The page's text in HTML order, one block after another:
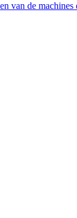
van de